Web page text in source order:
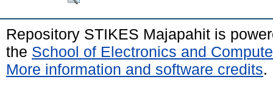
Repository STIKES Majapahit is
the School of Electronics and
More information and software credits.